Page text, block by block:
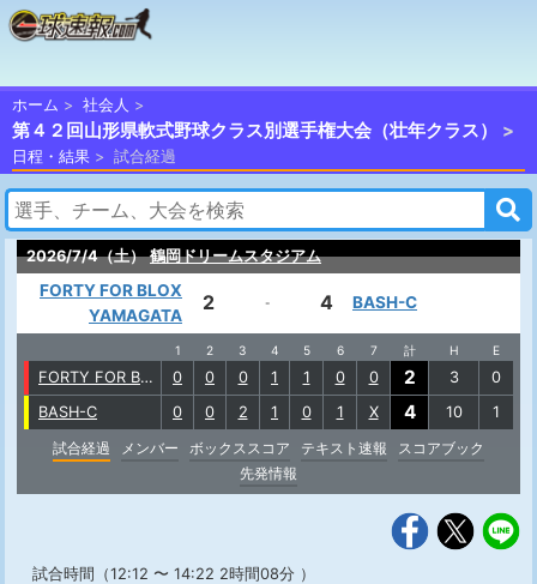
ホーム 社会人
第４２回山形県軟式野球クラス別選手権大会（壮年クラス）
日程・結果 試合経過
2026/7/4（土） 鶴岡ドリームスタジアム
FORTY FOR BLOX
YAMAGATA
2 - 4 BASH-C
1 2 3 4 5 6 7 計 H E
FORTY FOR BLOX YAMAGATA 0 0 0 1 1 0 0 2 3
0
BASH-C
0 0 2 1 0 1 X 4 10
1
試合経過
メンバー ボックススコア テキスト速報
スコアブック
先発情報
試合時間（12:12 〜 14:22 2時間08分 ）